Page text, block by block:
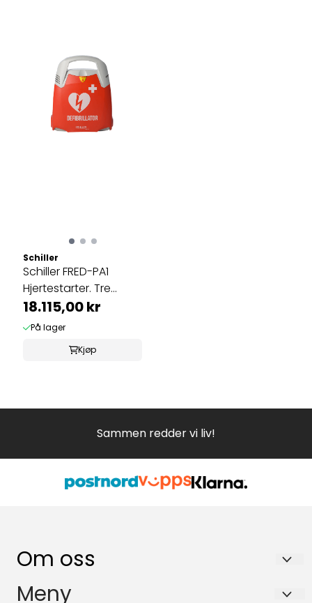
Schiller
Schiller FRED-PA1
Hjertestarter. Tre
språk
18.115,00 kr
På lager
Kjøp
Sammen redder vi liv!
Om oss
NORSK FØRSTEHJELP AS
Meny